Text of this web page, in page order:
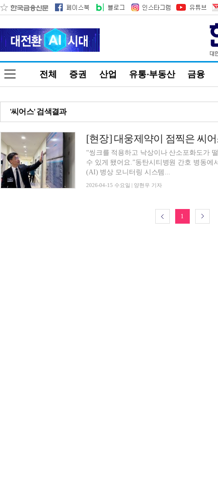
전체 증권 산업 유통·부동산 금융
'씨어스' 검색결과
“씽크를 적용하고 낙상이나 산소포화도가
수 있게 됐어요.”동탄시티병원 간호 병동
(AI) 병상 모니터링 시스템...
2026-04-15 수요일 | 양현우 기자
1